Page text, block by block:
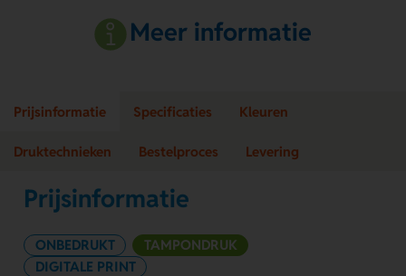
Meer informatie
Prijsinformatie Specificaties Kleuren
Druktechnieken Bestelproces Levering
Prijsinformatie
ONBEDRUKT
TAMPONDRUK
DIGITALE PRINT